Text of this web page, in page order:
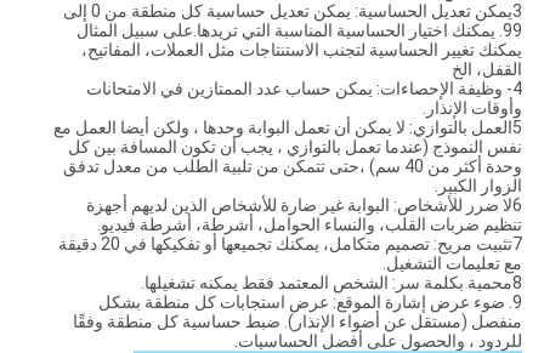
3يمكن تعديل الحساسية: يمكن تعديل حساسية كل منطقة من 0 إلى
99. يمكنك اختيار الحساسية المناسبة التي تريدها.على سبيل المثال
يمكنك تغيير الحساسية لتجنب الاستنتاجات مثل العملات، المفاتيح،
القفل، الخ
4- وظيفة الإحصاءات: يمكن حساب عدد الممتازين في الامتحانات
وأوقات الإنذار.
5العمل بالتوازي: لا يمكن أن تعمل البوابة وحدها ، ولكن أيضا العمل مع
نفس النموذج (عندما تعمل بالتوازي ، يجب أن تكون المسافة بين كل
وحدة أكثر من 40 سم) ،حتى تتمكن من تلبية الطلب من معدل تدفق
الزوار الكبير.
6لا ضرر للأشخاص: البوابة غير ضارة للأشخاص الذين لديهم أجهزة
تنظيم ضربات القلب، والنساء الحوامل، أشرطة، أشرطة فيديو.
7تثبيت مريح: تصميم متكامل، يمكنك تجميعها أو تفكيكها في 20 دقيقة
مع تعليمات التشغيل.
8محمية بكلمة سر: الشخص المعتمد فقط يمكنه تشغيلها.
9. ضوء عرض إشارة الموقع: عرض استجابات كل منطقة بشكل
منفصل (مستقل عن أضواء الإنذار). ضبط حساسية كل منطقة وفقًا
للردود ، والحصول على أفضل الحساسيات.